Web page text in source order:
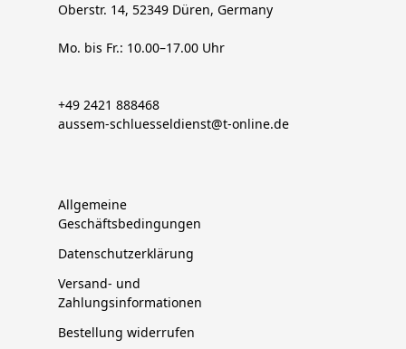
Oberstr. 14, 52349 Düren, Germany
Mo. bis Fr.: 10.00–17.00 Uhr
+49 2421 888468
aussem-schluesseldienst@t-online.de
Allgemeine
Geschäftsbedingungen
Datenschutzerklärung
Versand- und
Zahlungsinformationen
Bestellung widerrufen